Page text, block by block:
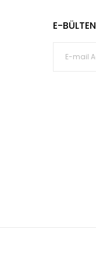
E-BÜLTEN